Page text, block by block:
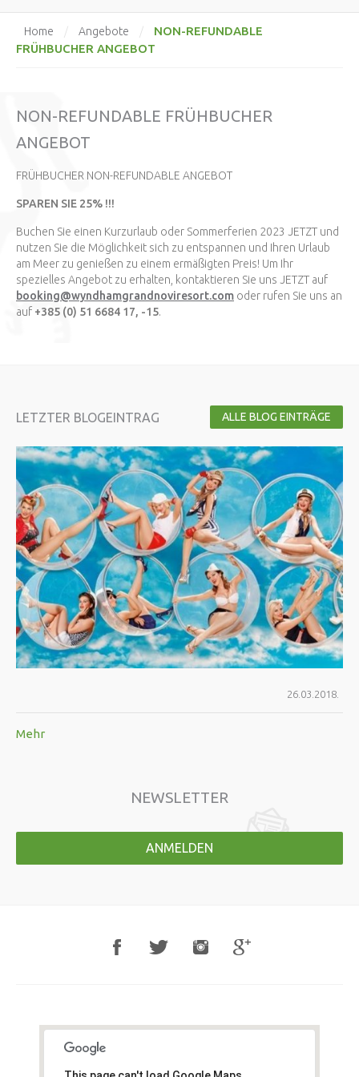
Home / Angebote /
NON-REFUNDABLE
FRÜHBUCHER ANGEBOT
NON-REFUNDABLE FRÜHBUCHER
ANGEBOT
FRÜHBUCHER NON-REFUNDABLE ANGEBOT
SPAREN SIE 25% !!!
Buchen Sie einen Kurzurlaub oder Sommerferien 2023 JETZT und
nutzen Sie die Möglichkeit sich zu entspannen und Ihren Urlaub
am Meer zu genießen zu einem ermäßigten Preis! Um Ihr
spezielles Angebot zu erhalten, kontaktieren Sie uns JETZT auf
booking@wyndhamgrandnoviresort.com oder rufen Sie uns an
auf +385 (0) 51 6684 17, -15.
LETZTER BLOGEINTRAG ALLE BLOG EINTRÄGE
26.03.2018.
Mehr
NEWSLETTER
ANMELDEN